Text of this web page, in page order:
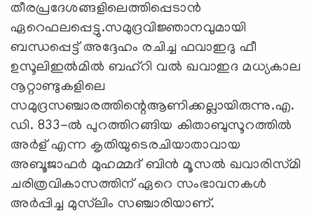
തീരപ്രദേശങ്ങളിലെത്തിപ്പെടാന്‍
ഏറെഫലപ്പെട്ടു.സമുദ്രവിജ്ഞാനവുമായി
ബന്ധപ്പെട്ട്‌ അദ്ദേഹം രചിച്ച ഫവാഇദു ഫീ
ഉസൂലിഇല്‍മില്‍ ബഹ്‌റി വല്‍ ഖവാഇദ മധ്യകാല
നൂറ്റാണ്ടുകളിലെ
സമുദ്രസഞ്ചാരത്തിന്റെആണിക്കല്ലായിരുന്നു.എ.
ഡി. 833-ല്‍ പുറത്തിറങ്ങിയ കിതാബുസൂറത്തില്‍
അര്‍ള്‌ എന്ന കൃതിയുടെരചിയാതാവായ
അബൂജാഫര്‍ മുഹമ്മദ്‌ ബിന്‍ മൂസല്‍ ഖവാരിസ്‌മി
ചരിത്രവികാസത്തിന്‌ ഏറെ സംഭാവനകള്‍
അര്‍പ്പിച്ച മുസ്‌ലിം സഞ്ചാരിയാണ്‌.